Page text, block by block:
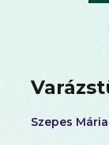
Szepes Mária